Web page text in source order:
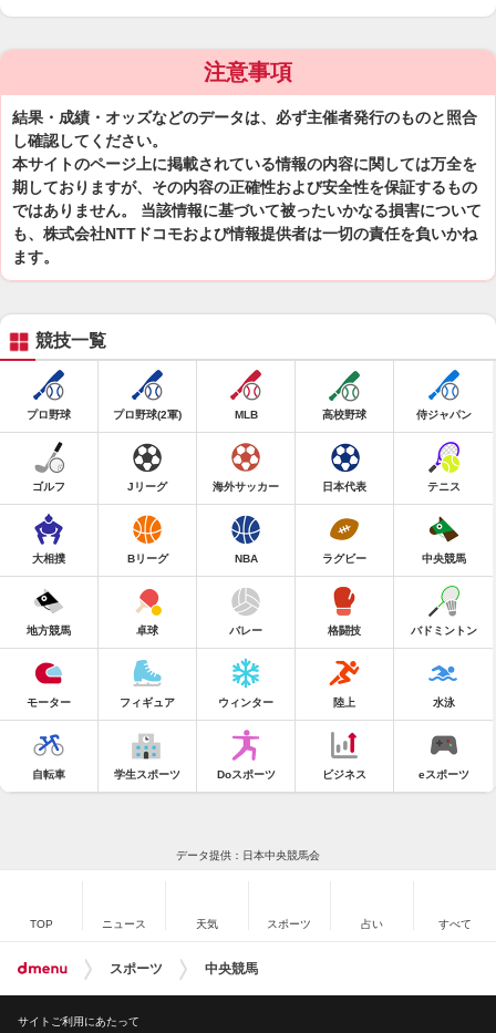
注意事項
結果・成績・オッズなどのデータは、必ず主催者発行のものと照合
し確認してください。
本サイトのページ上に掲載されている情報の内容に関しては万全を
期しておりますが、その内容の正確性および安全性を保証するもの
ではありません。 当該情報に基づいて被ったいかなる損害について
も、株式会社NTTドコモおよび情報提供者は一切の責任を負いかね
ます。
競技一覧
プロ野球 プロ野球(2軍) MLB 高校野球 侍ジャパン
ゴルフ Jリーグ 海外サッカー 日本代表 テニス
大相撲 Bリーグ NBA ラグビー 中央競馬
地方競馬 卓球 バレー 格闘技 バドミントン
モーター フィギュア ウィンター 陸上 水泳
自転車 学生スポーツ Doスポーツ ビジネス eスポーツ
データ提供：日本中央競馬会
TOP ニュース 天気 スポーツ 占い すべて
スポーツ 中央競馬
サイトご利用にあたって